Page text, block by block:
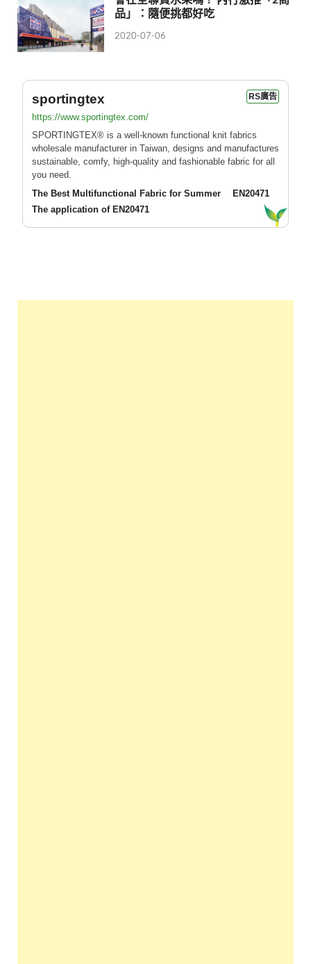
品」：隨便挑都好吃
2020-07-06
sportingtex RS廣告
https://www.sportingtex.com/
SPORTINGTEX® is a well-known functional knit fabrics
wholesale manufacturer in Taiwan, designs and manufactures
sustainable, comfy, high-quality and fashionable fabric for all
you need.
The Best Multifunctional Fabric for Summer
EN20471
The application of EN20471